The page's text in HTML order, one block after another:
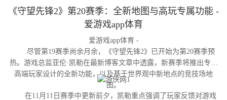
《守望先锋2》第20赛季：全新地图与高玩专属功能 -
爱游戏app体育
爱游戏app体育 -
尽管第19赛季尚余月余，《守望先锋2》已开始为第20赛季预
热。游戏总监亚伦·凯勒在最新博客文章中透露，新赛季将推出专为
高端玩家设计的全新功能，以及基于世界观中新地点的竞技场地
图。
在11月11日赛季中更新前夕，凯勒重点强调了玩家反馈对游戏